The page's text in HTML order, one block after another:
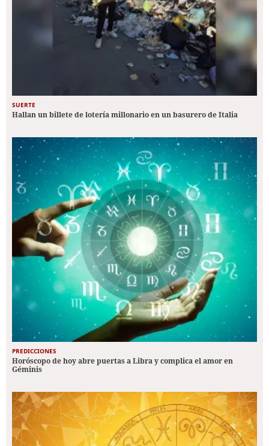
SUERTE
Hallan un billete de lotería millonario en un basurero de Italia
PREDICCIONES
Horóscopo de hoy abre puertas a Libra y complica el amor en
Géminis